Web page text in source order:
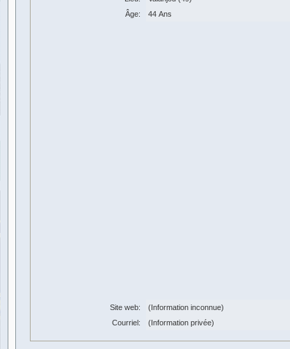
Âge:
44 Ans
Site web:
(Information inconnue)
Courriel:
(Information privée)